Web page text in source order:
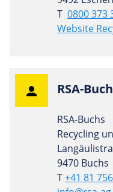
T 0800 373
Website
RSA-
RSA-Buchs
Recycling
9470 Buchs
T+41 81